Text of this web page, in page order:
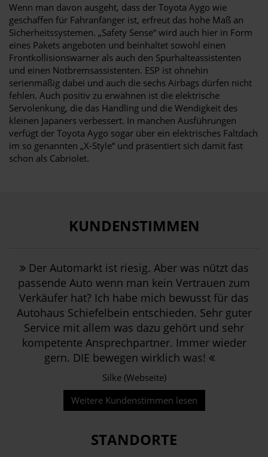
Wenn man davon ausgeht, dass der Toyota Aygo wie
geschaffen für Fahranfänger ist, erfreut das hohe Maß an
Sicherheitssystemen. „Safety Sense“ wird auch hier in Form
eines Pakets angeboten und beinhaltet sowohl einen
Frontkollisionswarner als auch den Spurhalteassistenten
und einen Notbremsassistenten. ESP ist ohnehin
serienmäßig dabei und auch die sechs Airbags dürfen nicht
fehlen. Auch positiv zu erwähnen ist die elektrische
Servolenkung, die das Handling und die Wendigkeit des
kleinen Japaners verbessert. In manchen Ausführungen
verfügt der Toyota Aygo sogar über ein elektrisches Faltdach
im so genannten „X-Style“ und präsentiert sich damit fast
schon als Cabriolet.
KUNDENSTIMMEN
Der Automarkt ist riesig. Aber was nützt das
passende Auto wenn man kein Vertrauen zum
Verkäufer hat? Ich habe mich bewusst für das
Autohaus Schiefelbein entschieden. Sehr guter
Service mit allem was dazu gehört und sehr
kompetente Ansprechpartner. Immer wieder
gern. DIE bewegen wirklich was!
Silke (Webseite)
Weitere Kundenstimmen lesen
STANDORTE